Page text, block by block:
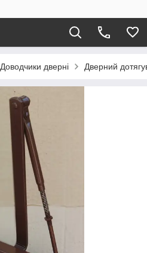
Доводчики дверні Дверний